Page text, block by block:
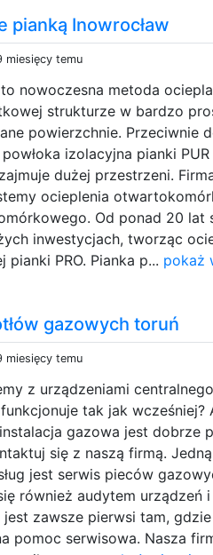
pianką Inowrocław
miesięcy temu
to nowoczesna metoda
strukturze w bardzo
powierzchnie. Przeciwnie
izolacyjna pianki
dużej przestrzeni.
ocieplenia
Od ponad 20 lat
inwestycjach, tworząc
pianki PRO. Pianka p... pokaż
gazowych toruń
miesięcy temu
z urządzeniami
tak jak wcześniej?
gazowa jest dobrze
się z naszą firmą.
jest serwis pieców
również audytem urządzeń
jest zawsze pierwsi tam,
pomoc serwisowa. Nasza